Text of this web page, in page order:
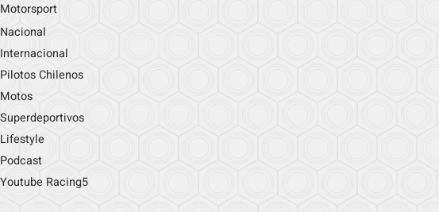
Motorsport
Nacional
Internacional
Pilotos Chilenos
Motos
Superdeportivos
Lifestyle
Podcast
Youtube Racing5